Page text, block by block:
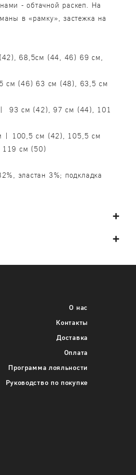
- обтачной раскеп. На
в «рамку», застежка на
68,5см (44, 46) 69 см,
см (46) 63 см (48), 63,5 см
| 93 см (42), 97 см (44), 101
| 100,5 см (42), 105,5 см
см (50)
эластан 3%; подкладка
О нас
Контакты
Доставка
Оплата
Программа лояльности
Руководство по покупке